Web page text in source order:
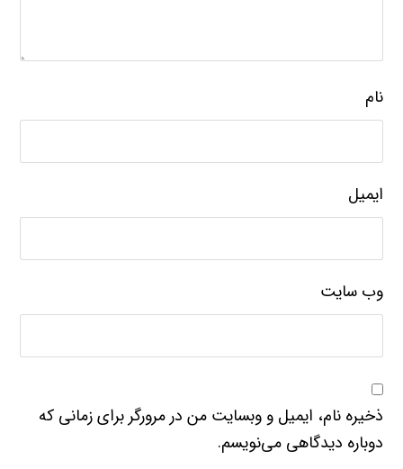
نام
ایمیل
وب‌ سایت
ذخیره نام، ایمیل و وبسایت من در مرورگر برای زمانی که
دوباره دیدگاهی می‌نویسم.